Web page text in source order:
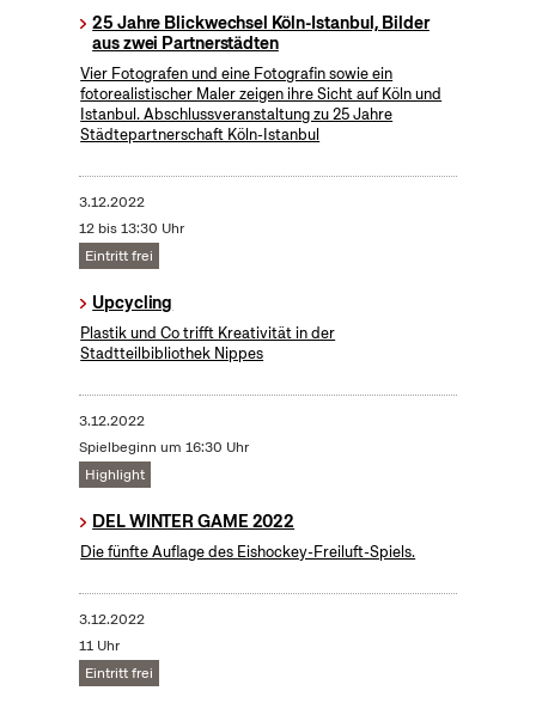
25 Jahre Blickwechsel Köln-Istanbul, Bilder
aus zwei Partnerstädten
Vier Fotografen und eine Fotografin sowie ein
fotorealistischer Maler zeigen ihre Sicht auf Köln und
Istanbul. Abschlussveranstaltung zu 25 Jahre
Städtepartnerschaft Köln-Istanbul
3.12.2022
12 bis 13:30 Uhr
Eintritt frei
Upcycling
Plastik und Co trifft Kreativität in der
Stadtteilbibliothek Nippes
3.12.2022
Spielbeginn um 16:30 Uhr
Highlight
DEL WINTER GAME 2022
Die fünfte Auflage des Eishockey-Freiluft-Spiels.
3.12.2022
11 Uhr
Eintritt frei